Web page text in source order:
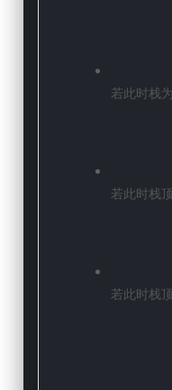
若此时栈
若此时栈
若此时栈